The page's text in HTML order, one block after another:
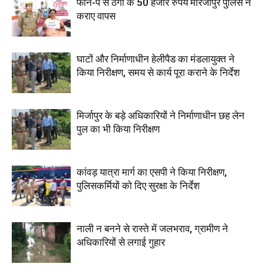
फोन-पे से ठगी के 50 हजार रुपये मीरजापुर पुलिस ने
कराए वापस
घाटों और निर्माणाधीन हेलीपैड का मंडलायुक्त ने
किया निरीक्षण, समय से कार्य पूरा कराने के निर्देश
मिर्जापुर के बड़े अधिकारियों ने निर्माणाधीन छह लेन
पुल का भी किया निरीक्षण
कांवड़ यात्रा मार्ग का एसपी ने किया निरीक्षण,
पुलिसकर्मियों को दिए सुरक्षा के निर्देश
नाली न बनने से रास्ते में जलभराव, ग्रामीण ने
अधिकारियों से लगाई गुहार